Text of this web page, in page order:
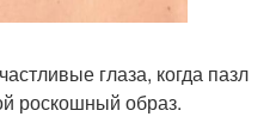
глаза, когда пазл
роскошный образ.